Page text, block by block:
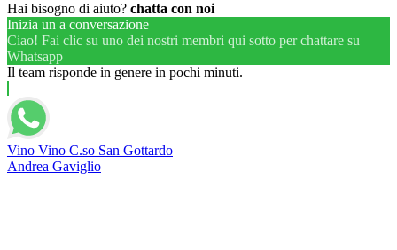
Hai bisogno di aiuto? chatta con noi
Inizia un a conversazione
Ciao! Fai clic su uno dei nostri membri qui sotto per chattare su
Whatsapp
Il team risponde in genere in pochi minuti.
Vino Vino C.so San Gottardo
Andrea Gaviglio